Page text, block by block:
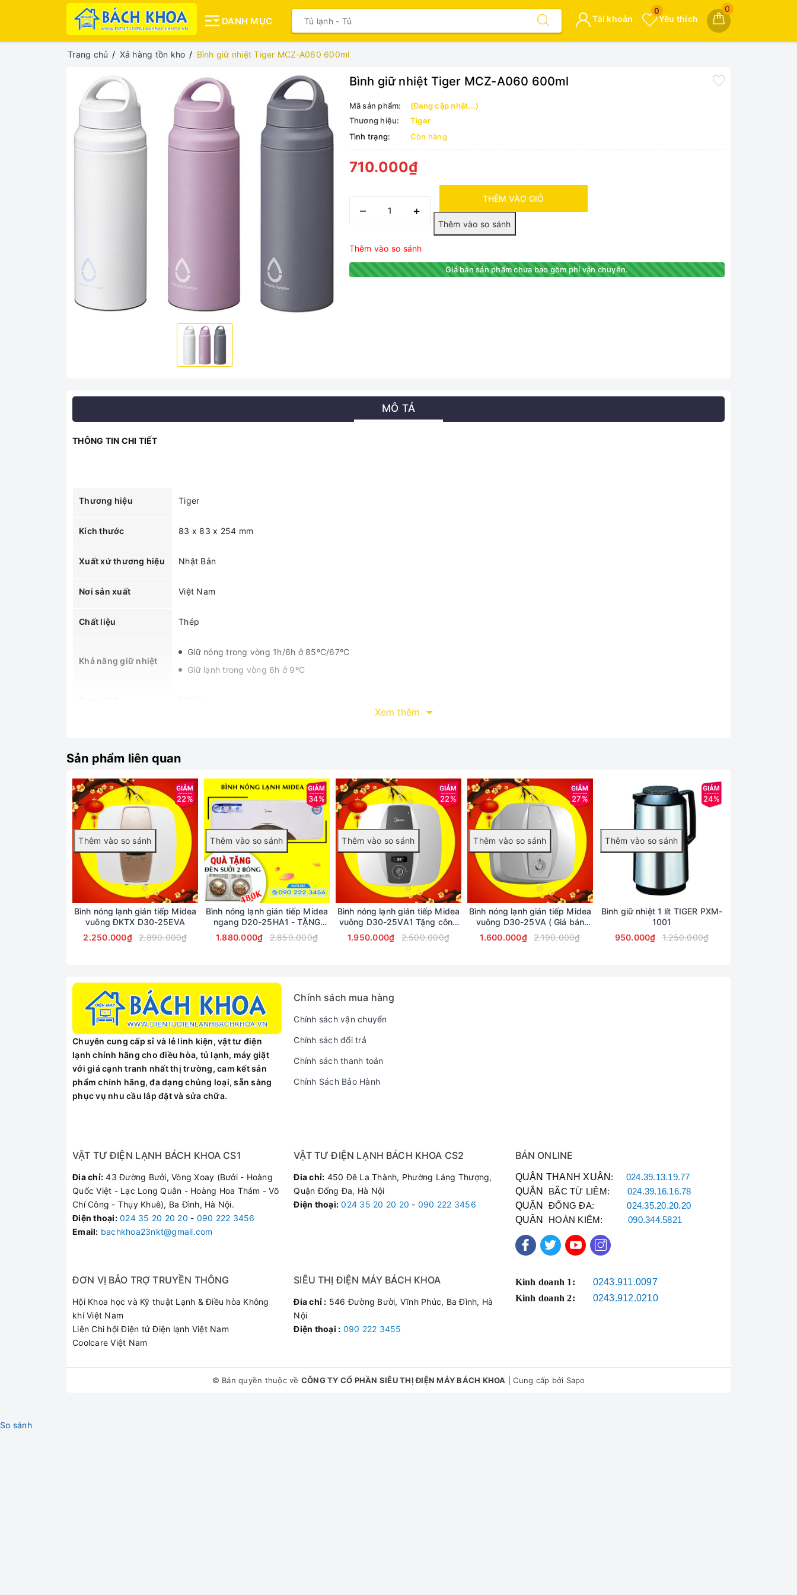
DANH MỤC
0
Yêu thích
0
Tài khoản
Trang chủ Xả hàng tồn kho Bình giữ nhiệt Tiger MCZ-A060 600ml
Bình giữ nhiệt Tiger MCZ-A060 600ml
Mã sản phẩm:
(Đang cập nhật...)
Thương hiệu:
Tiger
Tình trạng:
Còn hàng
710.000₫
– +
THÊM VÀO GIỎ
Thêm vào so sánh
Giá bán sản phẩm chưa bao gồm phí vận chuyển.
MÔ TẢ
THÔNG TIN CHI TIẾT
Thương hiệu Tiger
Kích thước 83 x 83 x 254 mm
Xuất xứ thương hiệu Nhật Bản
Nơi sản xuất Việt Nam
Chất liệu Thép
Khả năng giữ nhiệt
Giữ nóng trong vòng 1h/6h ở 85ºC/67ºC
Giữ lạnh trong vòng 6h ở 9ºC
MÔ TẢ SẢN PHẨM
Xem thêm
Sản phẩm liên quan
22%
Bình nóng lạnh gián tiếp Midea
vuông ĐKTX D30-25EVA
2.250.000₫
2.890.000₫
34%
Bình nóng lạnh gián tiếp Midea
ngang D20-25HA1 - TẶNG
ĐÈN SƯỞI
1.880.000₫ 2.850.000₫
22%
Bình nóng lạnh gián tiếp Midea
vuông D30-25VA1 Tặng công
lắp đặt
1.950.000₫ 2.500.000₫
27%
Bình nóng lạnh gián tiếp Midea
vuông D30-25VA ( Giá bán
buôn )
1.600.000₫ 2.190.000₫
24%
Bình giữ nhiệt 1 lít TIGER PXM-
1001
950.000₫
1.250.000₫
Chuyên cung cấp sỉ và lẻ linh kiện, vật tư điện
lạnh chính hãng cho điều hòa, tủ lạnh, máy giặt
với giá cạnh tranh nhất thị trường, cam kết sản
phẩm chính hãng, đa dạng chủng loại, sẵn sàng
phục vụ nhu cầu lắp đặt và sửa chữa.
Chính sách mua hàng
Chính sách vận chuyển
Chính sách đổi trả
Chính sách thanh toán
Chính Sách Bảo Hành
VẬT TƯ ĐIỆN LẠNH BÁCH KHOA CS1
Đia chỉ: 43 Đường Bưởi, Vòng Xoay (Bưởi - Hoàng
Quốc Việt - Lạc Long Quân - Hoàng Hoa Thám - Võ
Chí Công - Thụy Khuê), Ba Đình, Hà Nội.
Điện thoại: 024 35 20 20 20 - 090 222 3456
Email: bachkhoa23nkt@gmail.com
VẬT TƯ ĐIỆN LẠNH BÁCH KHOA CS2
Đia chỉ: 450 Đê La Thành, Phường Láng Thượng,
Quận Đống Đa, Hà Nội
Điện thoại: 024 35 20 20 20 - 090 222 3456
BÁN ONLINE
QUẬN THANH XUÂN : 024.39.13.19.77
QUẬN BẮC TỪ LIÊM: 024.39.16.16.78
QUẬN ĐỐNG ĐA:024.35.20.20.20
QUẬN HOÀN KIẾM:090.344.5821
ĐƠN VỊ BẢO TRỢ TRUYỀN THÔNG
Hội Khoa học và Kỹ thuật Lạnh & Điều hòa Không
khí Việt Nam
Liên Chi hội Điện tử Điện lạnh Việt Nam
Coolcare Việt Nam
SIÊU THỊ ĐIỆN MÁY BÁCH KHOA
Đia chỉ : 546 Đường Bười, Vĩnh Phúc, Ba Đình, Hà
Nội
Điện thoại : 090 222 3455
Kinh doanh 1:
0243.911.0097
Kinh doanh 2:
0243.912.0210
© Bản quyền thuộc về CÔNG TY CỔ PHẦN SIÊU THỊ ĐIỆN MÁY BÁCH KHOA Cung cấp bởi Sapo
So sánh